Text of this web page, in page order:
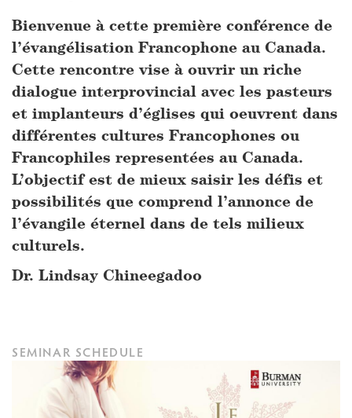
Bienvenue à cette première conférence de
l’évangélisation Francophone au Canada.
Cette rencontre vise à ouvrir un riche
dialogue interprovincial avec les pasteurs
et implanteurs d’églises qui oeuvrent dans
différentes cultures Francophones ou
Francophiles representées au Canada.
L’objectif est de mieux saisir les défis et
possibilités que comprend l’annonce de
l’évangile éternel dans de tels milieux
culturels.
Dr. Lindsay Chineegadoo
SEMINAR SCHEDULE